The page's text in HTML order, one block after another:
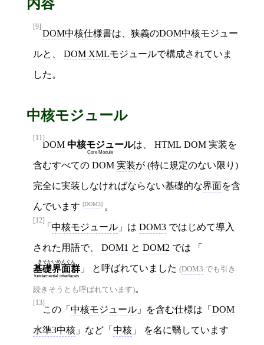
内容
[9]
DOM中核仕様書は、狭義のDOM中核モジュー
ルと、 DOM XMLモジュールで構成されていま
した。
中核モジュール
[11]
DOM 中核モジュール
Core Module
は、 HTML DOM 実装を
含むすべての DOM 実装が (特に規定のない限り)
完全に実装しなければならない基礎的な界面を含
んでいます DOM3 。
[12]
「 中核モジュール 」は DOM3 ではじめて導入
された用語で、 DOM1 と DOM2 では 「
基礎界面群
きそかいめんぐん
fundamental interfaces
」 と呼ばれていました (DOM3 でも引き
続きそうとも呼ばれています)。
[13]
この「 中核モジュール 」を含む仕様は「 DOM
水準3中核 」など「 中核 」 を名に翳しています